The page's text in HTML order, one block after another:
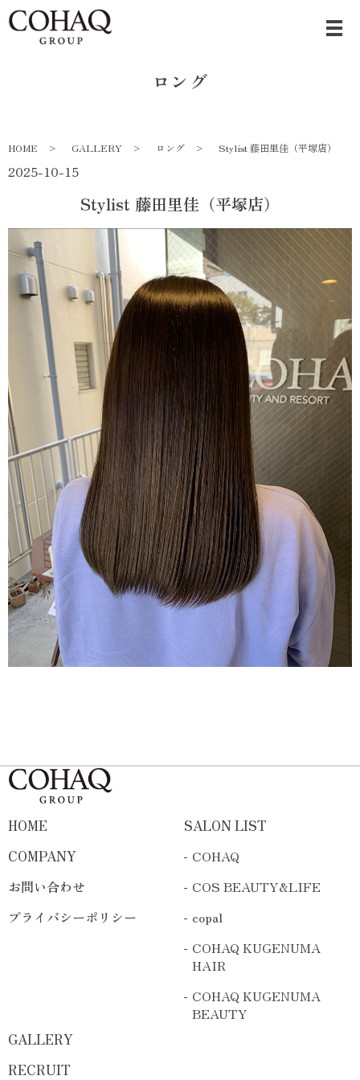
ロング
HOME GALLERY ロング Stylist 藤田里佳（平塚店）
2025-10-15
Stylist 藤田里佳（平塚店）
HOME
COMPANY
お問い合わせ
プライバシーポリシー
SALON LIST
COHAQ
COS BEAUTY&LIFE
copal
COHAQ KUGENUMA
HAIR
COHAQ KUGENUMA
BEAUTY
GALLERY
RECRUIT